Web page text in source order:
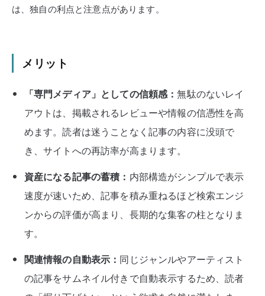
は、独自の利点と注意点があります。
メリット
「専門メディア」としての信頼感：無駄のないレイ
アウトは、掲載されるレビューや情報の信憑性を高
めます。読者は迷うことなく記事の内容に没頭で
き、サイトへの再訪率が高まります。
資産になる記事の蓄積： 内部構造がシンプルで表示
速度が速いため、記事を積み重ねるほど検索エンジ
ンからの評価が高まり、長期的な集客の柱となりま
す。
関連情報の自動表示： 同じジャンルやアーティスト
の記事をサムネイル付きで自動表示するため、読者